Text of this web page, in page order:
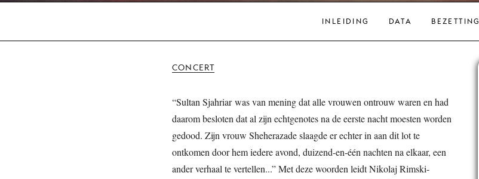
INLEIDING DATA BEZETTING
CONCERT
“Sultan Sjahriar was van mening dat alle vrouwen ontrouw waren en had
daarom besloten dat al zijn echtgenotes na de eerste nacht moesten worden
gedood. Zijn vrouw Sheherazade slaagde er echter in aan dit lot te
ontkomen door hem iedere avond, duizend-en-één nachten na elkaar, een
ander verhaal te vertellen...” Met deze woorden leidt Nikolaj Rimski-